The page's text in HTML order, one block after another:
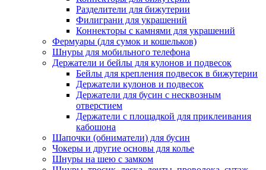
Разделители для бижутерии
Филиграни для украшений
Коннекторы с камнями для украшений
Фермуары (для сумок и кошельков)
Шнуры для мобильного телефона
Держатели и бейлы для кулонов и подвесок
Бейлы для крепления подвесок в бижутерии
Держатели кулонов и подвесок
Держатели для бусин с несквозным
отверстием
Держатели с площадкой для приклеивания
кабошона
Шапочки (обниматели) для бусин
Чокеры и другие основы для колье
Шнуры на шею с замком